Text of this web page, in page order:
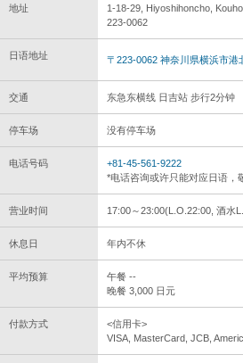
地址
1-18-29, Hiyoshihoncho,
223-0062
日语地址 〒223-0062 神奈川県横浜市港
交通 东急东横线 日吉站 步行2分钟
停车场 没有停车场
电话号码
+81-45-561-9222
*电话咨询或许只能对应日语，
营业时间 17:00～23:00(L.O.22:00, 酒水
休息日 年内不休
平均预算
午餐 --
晚餐 3,000 日元
付款方式
<信用卡>
VISA, MasterCard, JCB,